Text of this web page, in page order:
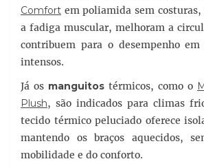
Comfort em poliamida sem
a fadiga muscular, melhoram a
contribuem para o desempenho
intensos.
Já os manguitos térmicos, como o
Plush, são indicados para climas
tecido térmico peluciado oferece
mantendo os braços aquecidos,
mobilidade e do conforto.